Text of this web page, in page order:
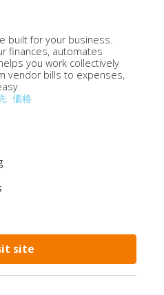
built for your business.
finances, automates
you work collectively
vendor bills to expenses,
価格
site